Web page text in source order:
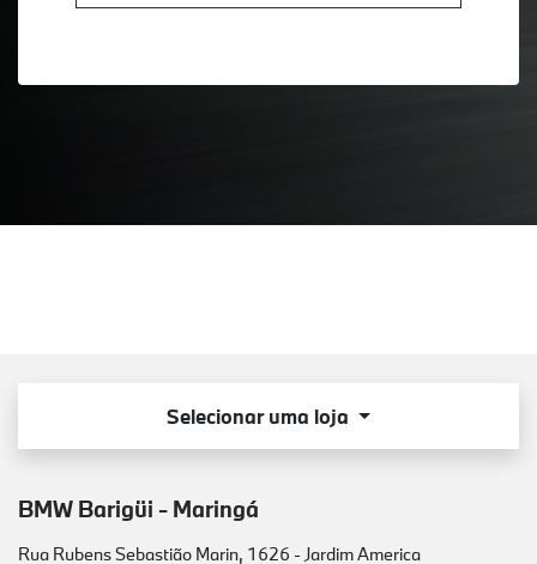
Selecionar uma loja
BMW Barigüi - Maringá
Rua Rubens Sebastião Marin, 1626 - Jardim America